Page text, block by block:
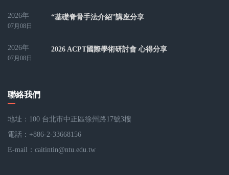
2026年
07月08日
“基礎脊骨手法介紹”講座分享
2026年
07月08日
2026 ACPT國際學術研討會 心得分享
聯絡我們
地址：100 台北市中正區徐州路17號3樓
電話：+886-2-33668156
E-mail： caitintin@ntu.edu.tw